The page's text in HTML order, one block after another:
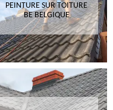
PEINTURE SUR TOITURE
BE BELGIQUE